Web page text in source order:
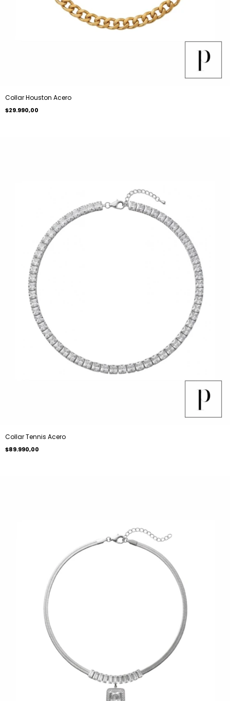
Collar Houston Acero
$29.990,00
Collar Tennis Acero
$89.990,00